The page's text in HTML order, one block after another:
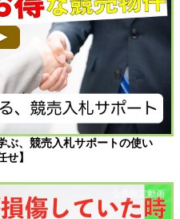
ぶ、競売入札サポートの使い
】